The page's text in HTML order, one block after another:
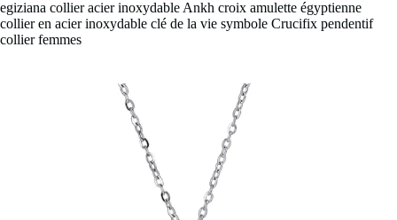
egiziana collier acier inoxydable Ankh croix amulette égyptienne
collier en acier inoxydable clé de la vie symbole Crucifix pendentif
collier femmes